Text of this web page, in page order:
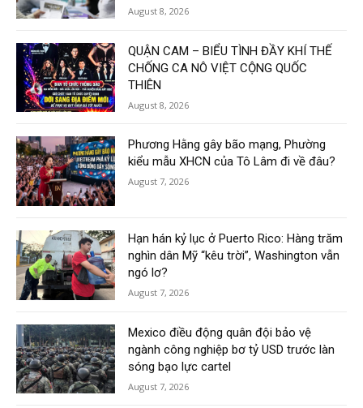
August 8, 2026
QUẬN CAM – BIỂU TÌNH ĐẦY KHÍ THẾ
CHỐNG CA NÔ VIỆT CỘNG QUỐC
THIÊN
August 8, 2026
Phương Hằng gây bão mạng, Phường
kiểu mẫu XHCN của Tô Lâm đi về đâu?
August 7, 2026
Hạn hán kỷ lục ở Puerto Rico: Hàng trăm
nghìn dân Mỹ “kêu trời”, Washington vẫn
ngó lơ?
August 7, 2026
Mexico điều động quân đội bảo vệ
ngành công nghiệp bơ tỷ USD trước làn
sóng bạo lực cartel
August 7, 2026